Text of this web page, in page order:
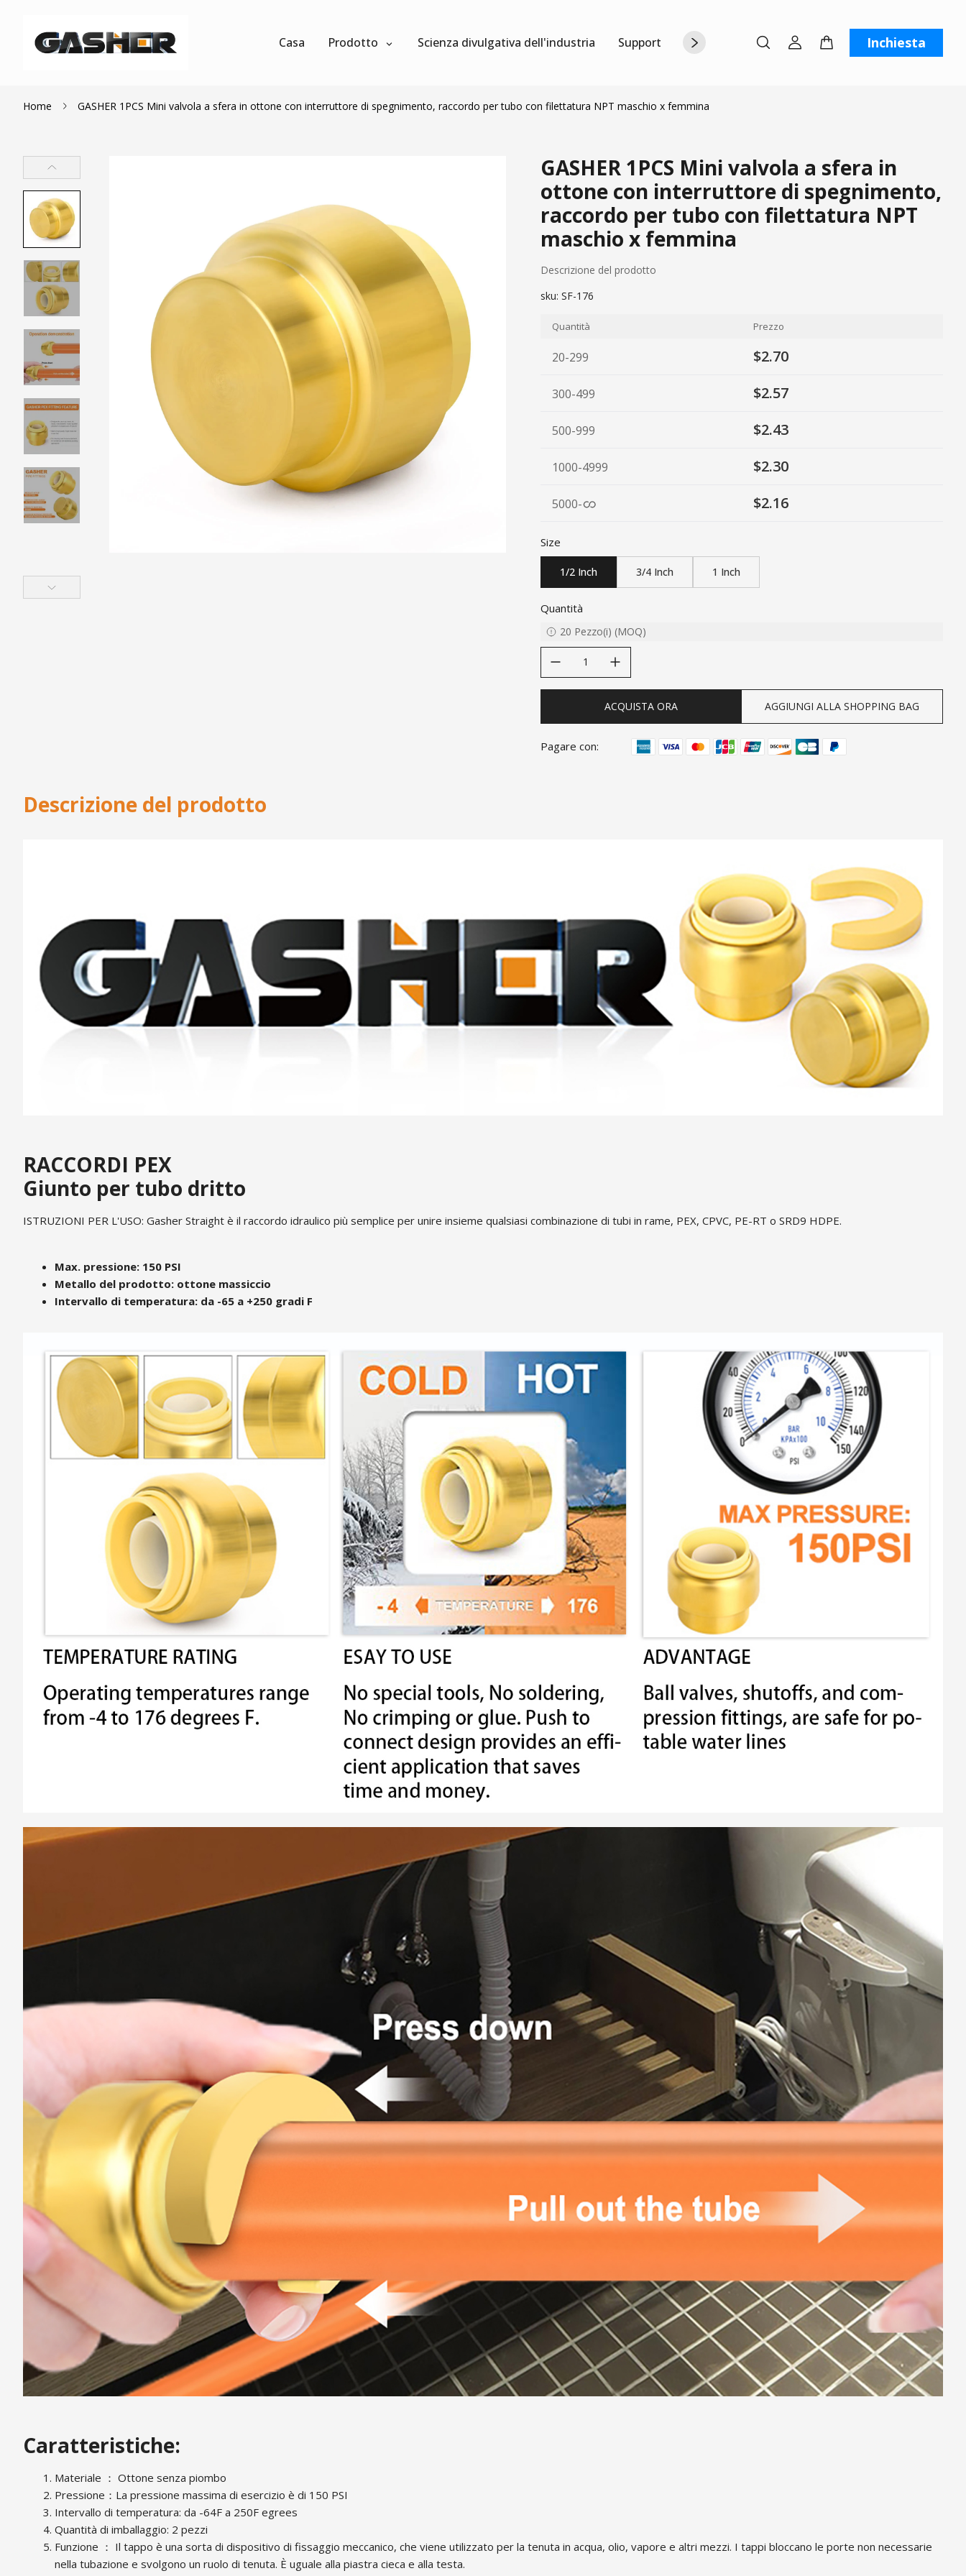
Casa Prodotto Scienza divulgativa dell'industria Supporto Chi siamo Contattaci Inchiesta
Home GASHER 1PCS Mini valvola a sfera in ottone con interruttore di spegnimento, raccordo per tubo con filettatura NPT maschio x femmina
GASHER 1PCS Mini valvola a sfera in
ottone con interruttore di spegnimento,
raccordo per tubo con filettatura NPT
maschio x femmina
Descrizione del prodotto
sku: SF-176
Quantità Prezzo
20-299 $2.70
300-499 $2.57
500-999 $2.43
1000-4999 $2.30
5000- $2.16
Size
1/2 Inch 3/4 Inch 1 Inch
Quantità
20 Pezzo(i) (MOQ)
ACQUISTA ORA AGGIUNGI ALLA SHOPPING BAG
Pagare con:
Descrizione del prodotto
RACCORDI PEX
Giunto per tubo dritto
ISTRUZIONI PER L'USO: Gasher Straight è il raccordo idraulico più semplice per unire insieme qualsiasi combinazione di tubi in rame, PEX, CPVC, PE-RT o SRD9 HDPE.
Max. pressione: 150 PSI
Metallo del prodotto: ottone massiccio
Intervallo di temperatura: da -65 a +250 gradi F
Caratteristiche:
Materiale ： Ottone senza piombo
Pressione：La pressione massima di esercizio è di 150 PSI
Intervallo di temperatura: da -64F a 250F egrees
Quantità di imballaggio: 2 pezzi
Funzione ： Il tappo è una sorta di dispositivo di fissaggio meccanico, che viene utilizzato per la tenuta in acqua, olio, vapore e altri mezzi. I tappi bloccano le porte non necessarie
nella tubazione e svolgono un ruolo di tenuta. È uguale alla piastra cieca e alla testa.